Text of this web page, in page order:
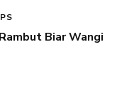
Biar Wangi